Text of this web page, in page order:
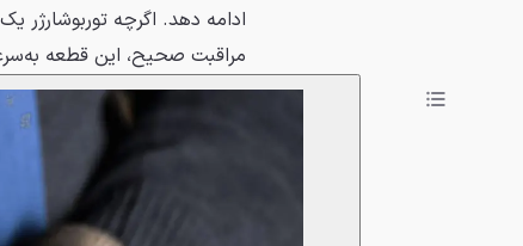
ادامه دهد. اگرچه
مراقبت صحیح، این قطعه